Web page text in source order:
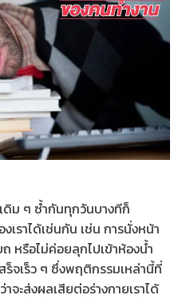
ม ๆ ซ้ำกันทุกวันบางทีก็
ราได้เช่นกัน เช่น การนั่งหน้า
หรือไม่ค่อยลุกไปเข้าห้องน้ำ
สร็จเร็ว ๆ ซึ่งพฤติกรรมเหล่านี้ที่
จะส่งผลเสียต่อร่างกายเราได้